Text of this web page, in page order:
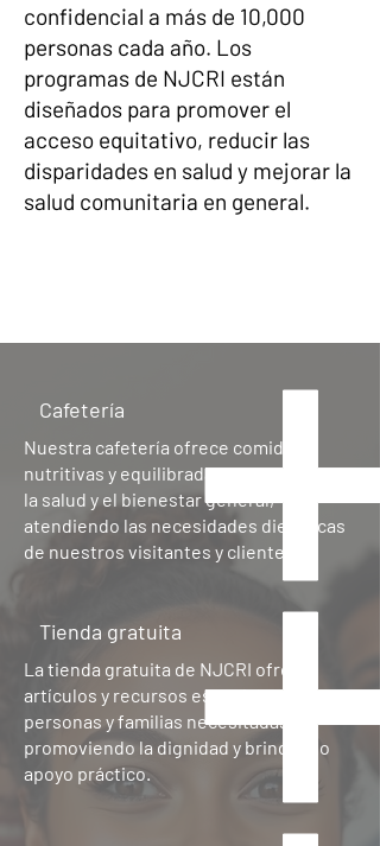
confidencial a más de 10,000
personas cada año. Los
programas de NJCRI están
diseñados para promover el
acceso equitativo, reducir las
disparidades en salud y mejorar la
salud comunitaria en general.
Cafetería
Nuestra cafetería ofrece comidas
nutritivas y equilibradas para promover
la salud y el bienestar general,
atendiendo las necesidades dietéticas
de nuestros visitantes y clientes.
Tienda gratuita
La tienda gratuita de NJCRI ofrece
artículos y recursos esenciales a
personas y familias necesitadas,
promoviendo la dignidad y brindando
apoyo práctico.